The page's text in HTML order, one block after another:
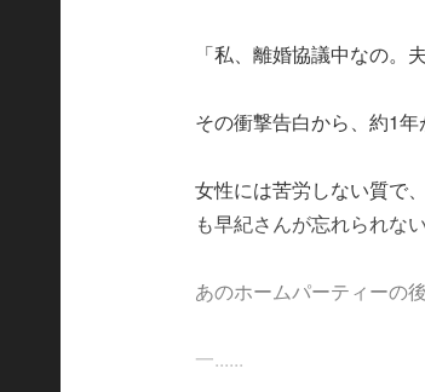
「私、離婚協議中なの。
その衝撃告白から、約1年
女性には苦労しない質で
も早紀さんが忘れられない
あのホームパーティーの
一......